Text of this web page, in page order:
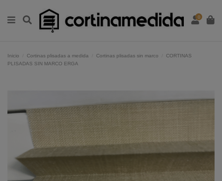
0
Inicio Cortinas plisadas a medida Cortinas plisadas sin marco
CORTINAS
PLISADAS SIN MARCO ERGA